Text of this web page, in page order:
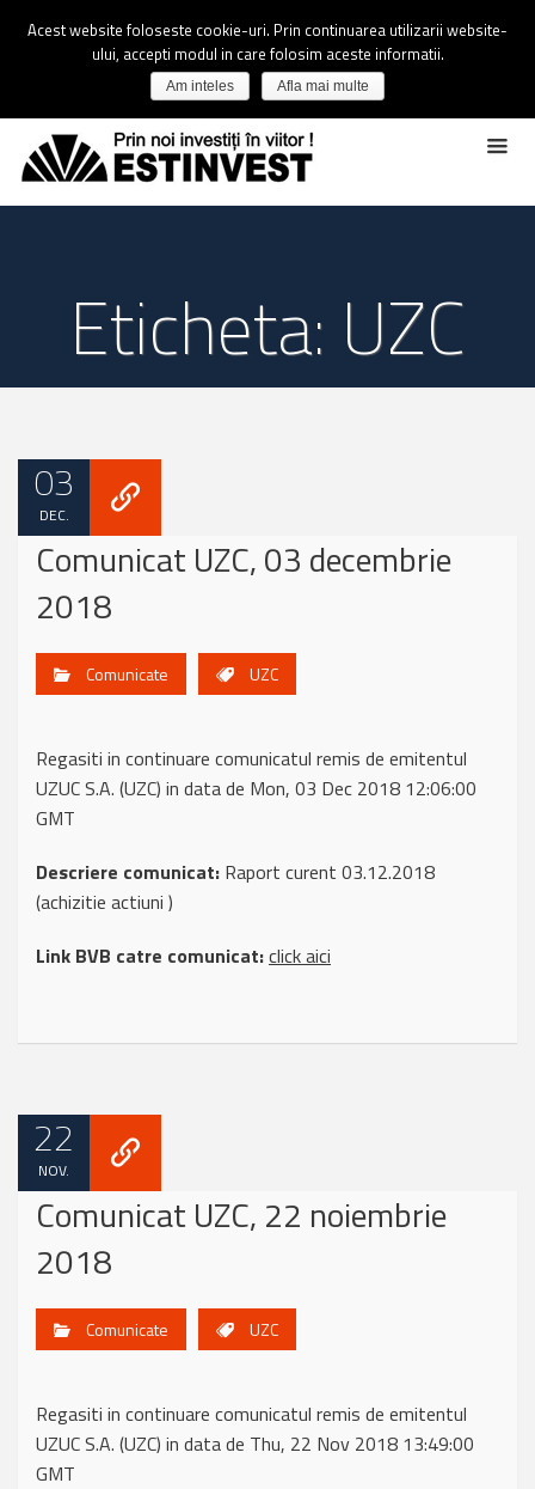
Eticheta: UZC
03
DEC.
Comunicat UZC, 03 decembrie
2018
Comunicate UZC
Regasiti in continuare comunicatul remis de emitentul
UZUC S.A. (UZC) in data de Mon, 03 Dec 2018 12:06:00
GMT
Descriere comunicat: Raport curent 03.12.2018
(achizitie actiuni )
Link BVB catre comunicat:click aici
22
NOV.
Comunicat UZC, 22 noiembrie
2018
Comunicate UZC
Regasiti in continuare comunicatul remis de emitentul
UZUC S.A. (UZC) in data de Thu, 22 Nov 2018 13:49:00
GMT
Acest website foloseste cookie-uri. Prin continuarea utilizarii website-
ului, accepti modul in care folosim aceste informatii.
Am inteles Afla mai multe